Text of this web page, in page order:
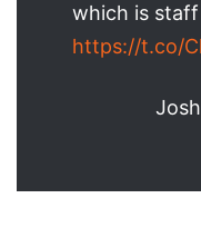
which is
https://t.co/